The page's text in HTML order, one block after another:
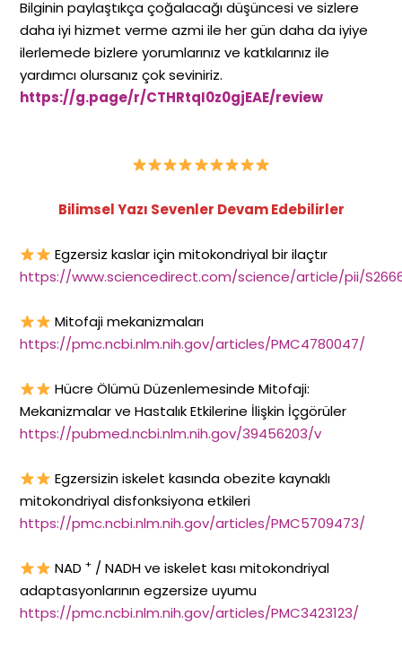
Bilginin paylaştıkça çoğalacağı düşüncesi ve sizlere
daha iyi hizmet verme azmi ile her gün daha da iyiye
ilerlemede bizlere yorumlarınız ve katkılarınız ile
yardımcı olursanız çok seviniriz.
https://g.page/r/CTHRtqI0z0gjEAE/review
Bilimsel Yazı Sevenler Devam Edebilirler
Egzersiz kaslar için mitokondriyal bir ilaçtır
https://www.sciencedirect.com/science/article/pii/
Mitofaji mekanizmaları
https://pmc.ncbi.nlm.nih.gov/articles/PMC4780047/
Hücre Ölümü Düzenlemesinde Mitofaji:
Mekanizmalar ve Hastalık Etkilerine İlişkin İçgörüler
https://pubmed.ncbi.nlm.nih.gov/39456203/v
Egzersizin iskelet kasında obezite kaynaklı
mitokondriyal disfonksiyona etkileri
https://pmc.ncbi.nlm.nih.gov/articles/PMC5709473/
NAD +/ NADH ve iskelet kası mitokondriyal
adaptasyonlarının egzersize uyumu
https://pmc.ncbi.nlm.nih.gov/articles/PMC3423123/